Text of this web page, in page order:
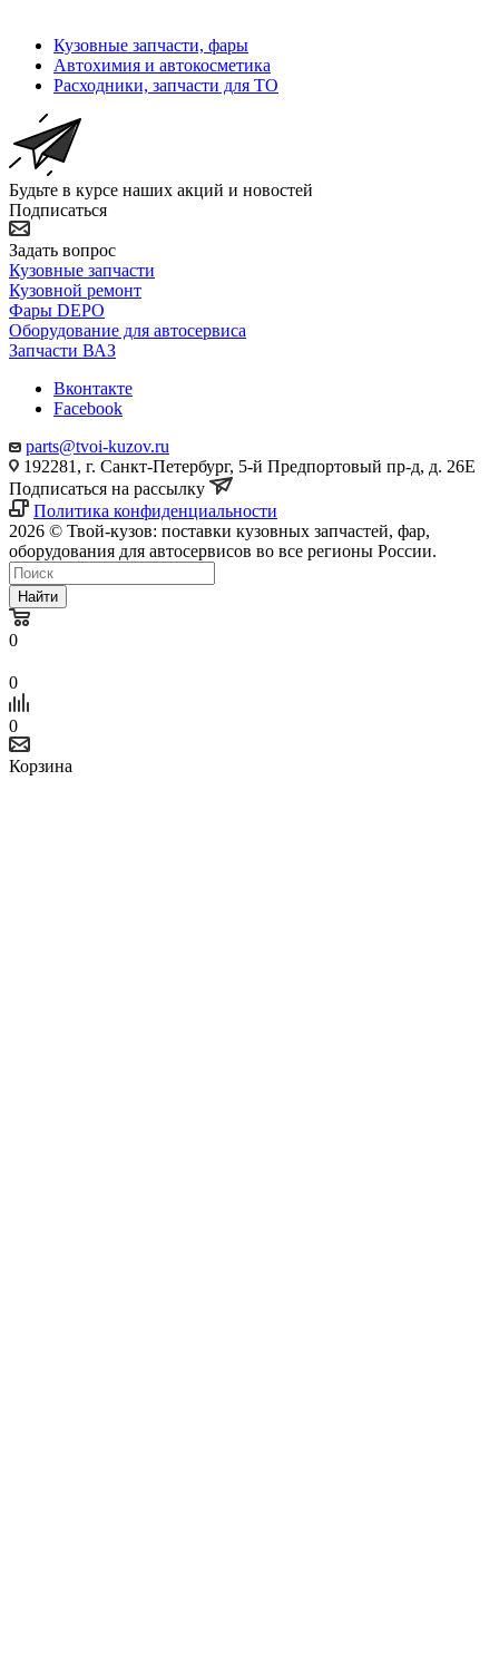
Кузовные запчасти, фары
Автохимия и автокосметика
Расходники, запчасти для ТО
Будьте в курсе наших акций и новостей
Подписаться
Задать вопрос
Кузовные запчасти
Кузовной ремонт
Фары DEPO
Оборудование для автосервиса
Запчасти ВАЗ
Вконтакте
Facebook
parts@tvoi-kuzov.ru
192281, г. Санкт-Петербург, 5-й Предпортовый пр-д, д. 26Е
Подписаться на рассылку
Политика конфиденциальности
2026 © Твой-кузов: поставки кузовных запчастей, фар,
оборудования для автосервисов во все регионы России.
Найти
0
0
0
Корзина